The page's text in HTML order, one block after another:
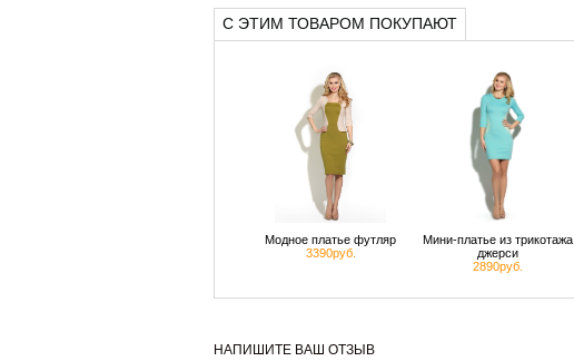
С ЭТИМ ТОВАРОМ ПОКУПАЮТ
Модное платье футляр
3390руб.
Мини-платье из трикотажа
джерси
2890руб.
НАПИШИТЕ ВАШ ОТЗЫВ